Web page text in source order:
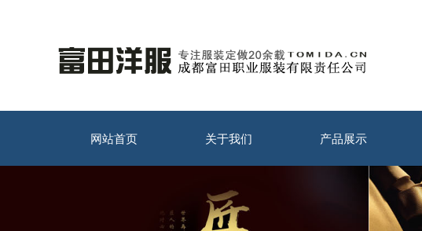
网站首页 关于我们 产品展示